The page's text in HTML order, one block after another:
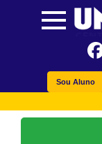
Sou Aluno